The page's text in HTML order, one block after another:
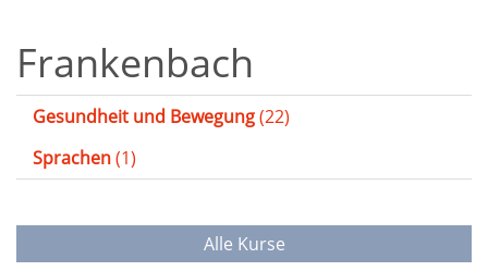
Frankenbach
Gesundheit und Bewegung(22)
Sprachen(1)
Alle Kurse